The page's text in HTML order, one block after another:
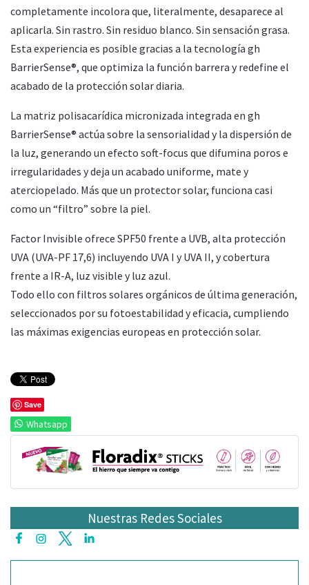
completamente incolora que, literalmente, desaparece al
aplicarla. Sin rastro. Sin residuo blanco. Sin sensación grasa.
Esta experiencia es posible gracias a la tecnología gh
BarrierSense®, que optimiza la función barrera y redefine el
acabado de la protección solar diaria.
La matriz polisacarídica micronizada integrada en gh
BarrierSense® actúa sobre la sensorialidad y la dispersión de
la luz, generando un efecto soft-focus que difumina poros e
irregularidades y deja un acabado uniforme, mate y
aterciopelado. Más que un protector solar, funciona casi
como un “filtro” sobre la piel.
Factor Invisible ofrece SPF50 frente a UVB, alta protección
UVA (UVA-PF 17,6) incluyendo UVA I y UVA II, y cobertura
frente a IR-A, luz visible y luz azul.
Todo ello con filtros solares orgánicos de última generación,
seleccionados por su fotoestabilidad y eficacia, cumpliendo
las máximas exigencias europeas en protección solar.
Save
Whatsapp
Nuestras Redes Sociales